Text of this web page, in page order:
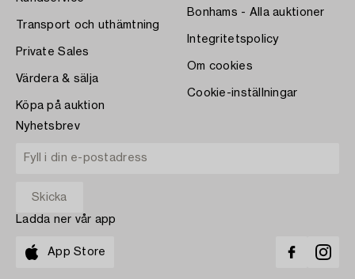
Transport och uthämtning
Private Sales
Värdera & sälja
Köpa på auktion
Bonhams - Alla auktioner
Integritetspolicy
Om cookies
Cookie-inställningar
Nyhetsbrev
Ladda ner vår app
App Store